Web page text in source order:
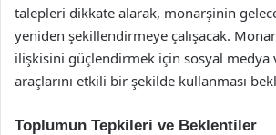
talepleri dikkate alarak, monarşinin
yeniden şekillendirmeye çalışacak.
ilişkisini güçlendirmek için sosyal medya
araçlarını etkili bir şekilde kullanması
Toplumun Tepkileri ve Beklentiler